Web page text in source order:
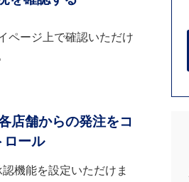
ページ上で確認いただけ
店舗からの発注をコ
ロール
機能を設定いただけま